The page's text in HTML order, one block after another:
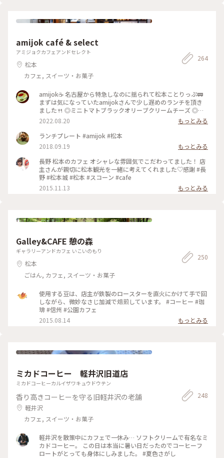
amijok café & select
アミジョクカフェアンドセレクト
松本
カフェ, スイーツ・お菓子
264
amijok☕ 名古屋から特急しなのに揺られて松本ことりっぷ🚃
まずは気になっていたamijokさんで少し遅めのランチを頂き
ました🍴 ◎ミニトマトブラックオリーブクリームチーズ ◎ド
リップコーヒーice ◎信州完熟桃フロマージュクリー厶 ショー
ケースでマフィンを選んだのですが、実際にお皿に載って目の
前にすると、その大きさに驚きました😂 外カリッ中しっとり
ホロホロのマフィンに、甘さがギュッと詰まったミニトマト、
オリーブの香りが絶妙です😋 軽く温めてくださったので中の
クリームチーズがとろっと熱くて、お好みでとお勧めしていた
だいたオリーブオイルをかけたり、何パターンもの美味しさが
楽しめました✨ ドリップコーヒーは酸味少なめで苦味がありつ
つすっきり飲める美味しさ😊 桃のマフィンもどうしても食べ
たくて、翌朝ホテルで食べる用にお持ち帰りで頂きました🍑 ご
の袋もとっても素敵で、美味しくて癒やしの時間になりました
ト #桃 #ことりっぷ長野 #Myことりっぷ #私のことりっぷ2022
2022.08.20
もっとみる
ランチプレート #amijok #松本
2018.09.19
もっとみる
長野 松本のカフェ オシャレな雰囲気でこだわってました！ 店
主さんが親切に松本観光を一緒に考えてくれました♡感謝 #長
野 #松本城 #松本 #スコーン #cafe
2015.11.13
もっとみる
Galley&CAFE 憩の森
ギャラリーアンドカフェ いこいのもり
松本
ごはん, カフェ, スイーツ・お菓子
250
使用する豆は、店主が鉄製のロースターを直火にかけて手で回
しながら、微妙なさじ加減で焙煎しています。 #コーヒー #珈
琲 #信州 #公園カフェ
2015.08.14
もっとみる
ミカドコーヒー 軽井沢旧道店
ミカドコーヒーカルイザワキュウドウテン
香り高きコーヒーを守る旧軽井沢の老舗
軽井沢
カフェ, スイーツ・お菓子
248
軽井沢を散策中にカフェで一休み… ソフトクリームで有名なミ
カドコーヒー。 この日は本当に暑い日だったのでコーヒーフ
ロートがとっても身体にしみました。 #夏色さがし